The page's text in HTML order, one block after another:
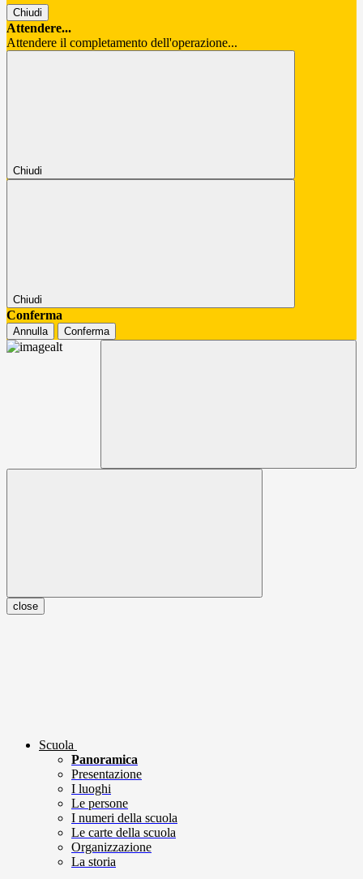
Chiudi
Attendere...
Attendere il completamento dell'operazione...
Chiudi
Chiudi
Conferma
Annulla Conferma
close
Scuola
Panoramica
Presentazione
I luoghi
Le persone
I numeri della scuola
Le carte della scuola
Organizzazione
La storia